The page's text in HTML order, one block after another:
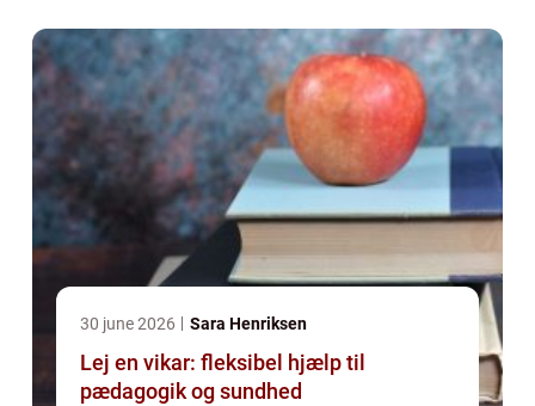
30 june 2026 Sara Henriksen
Lej en vikar: fleksibel hjælp til
pædagogik og sundhed